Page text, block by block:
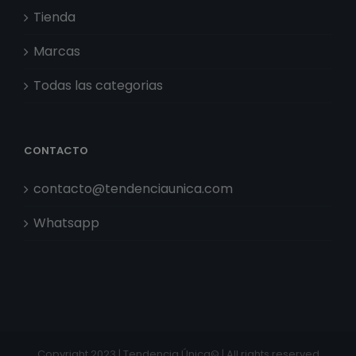
Tienda
Marcas
Todas las categorias
CONTACTO
contacto@tendenciaunica.com
Whatsapp